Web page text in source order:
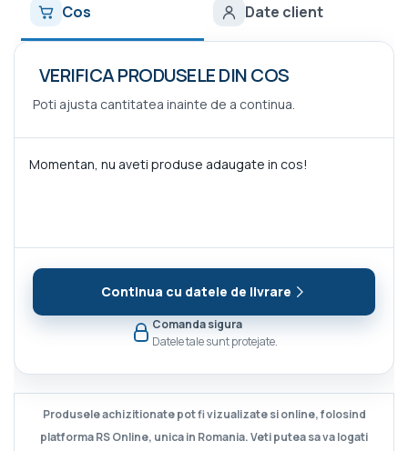
Cos Date client
VERIFICA PRODUSELE DIN COS
Poti ajusta cantitatea inainte de a continua.
Momentan, nu aveti produse adaugate in cos!
Comanda sigura
Datele tale sunt protejate.
Continua cu datele de livrare
Produsele achizitionate pot fi vizualizate si online, folosind
platforma RS Online, unica in Romania. Veti putea sa va logati